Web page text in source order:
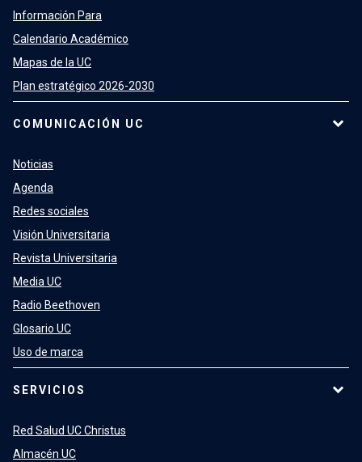
Información Para
Calendario Académico
Mapas de la UC
Plan estratégico 2026-2030
COMUNICACIÓN UC
Noticias
Agenda
Redes sociales
Visión Universitaria
Revista Universitaria
Media UC
Radio Beethoven
Glosario UC
Uso de marca
SERVICIOS
Red Salud UC Christus
Almacén UC